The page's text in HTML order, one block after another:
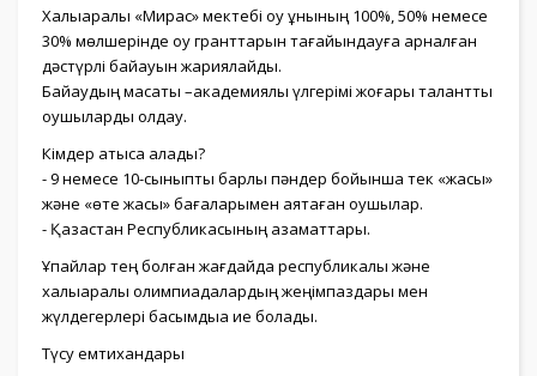
Халықаралық «Мирас» мектебі оқу құнының 100%, 50% немесе
30% мөлшерінде оқу гранттарын тағайындауға арналған
дәстүрлі байқауын жариялайды.
Байқаудың мақсаты –академиялық үлгерімі жоғары талантты
оқушыларды қолдау.
Кімдер қатыса алады?
- 9 немесе 10-сыныпты барлық пәндер бойынша тек «жақсы»
және «өте жақсы» бағаларымен аяқтаған оқушылар.
- Қазақстан Республикасының азаматтары.
Ұпайлар тең болған жағдайда республикалық және
халықаралық олимпиадалардың жеңімпаздары мен
жүлдегерлері басымдыққа ие болады.
Түсу емтихандары